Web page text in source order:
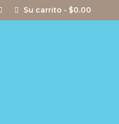
Su carrito - $0.00